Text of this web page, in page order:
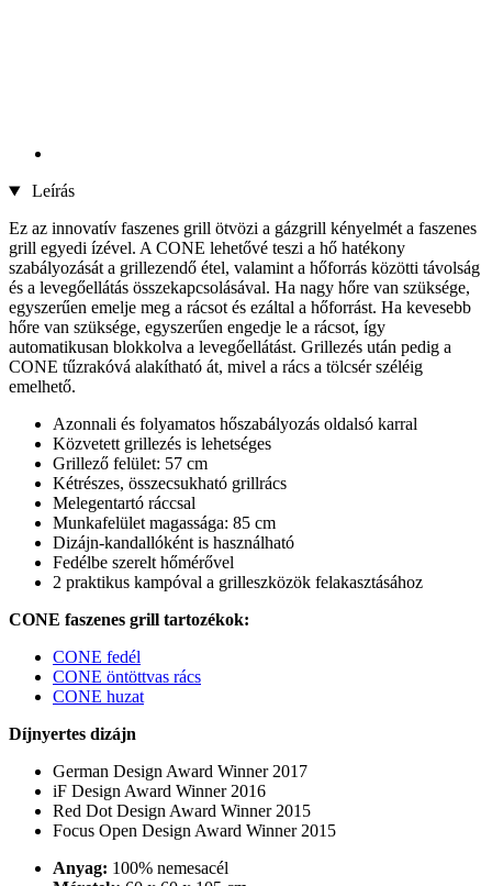
Leírás
Ez az innovatív faszenes grill ötvözi a gázgrill kényelmét a faszenes
grill egyedi ízével. A CONE lehetővé teszi a hő hatékony
szabályozását a grillezendő étel, valamint a hőforrás közötti távolság
és a levegőellátás összekapcsolásával. Ha nagy hőre van szüksége,
egyszerűen emelje meg a rácsot és ezáltal a hőforrást. Ha kevesebb
hőre van szüksége, egyszerűen engedje le a rácsot, így
automatikusan blokkolva a levegőellátást. Grillezés után pedig a
CONE tűzrakóvá alakítható át, mivel a rács a tölcsér széléig
emelhető.
Azonnali és folyamatos hőszabályozás oldalsó karral
Közvetett grillezés is lehetséges
Grillező felület: 57 cm
Kétrészes, összecsukható grillrács
Melegentartó ráccsal
Munkafelület magassága: 85 cm
Dizájn-kandallóként is használható
Fedélbe szerelt hőmérővel
2 praktikus kampóval a grilleszközök felakasztásához
CONE faszenes grill tartozékok:
CONE fedél
CONE öntöttvas rács
CONE huzat
Díjnyertes dizájn
German Design Award Winner 2017
iF Design Award Winner 2016
Red Dot Design Award Winner 2015
Focus Open Design Award Winner 2015
Anyag: 100% nemesacél